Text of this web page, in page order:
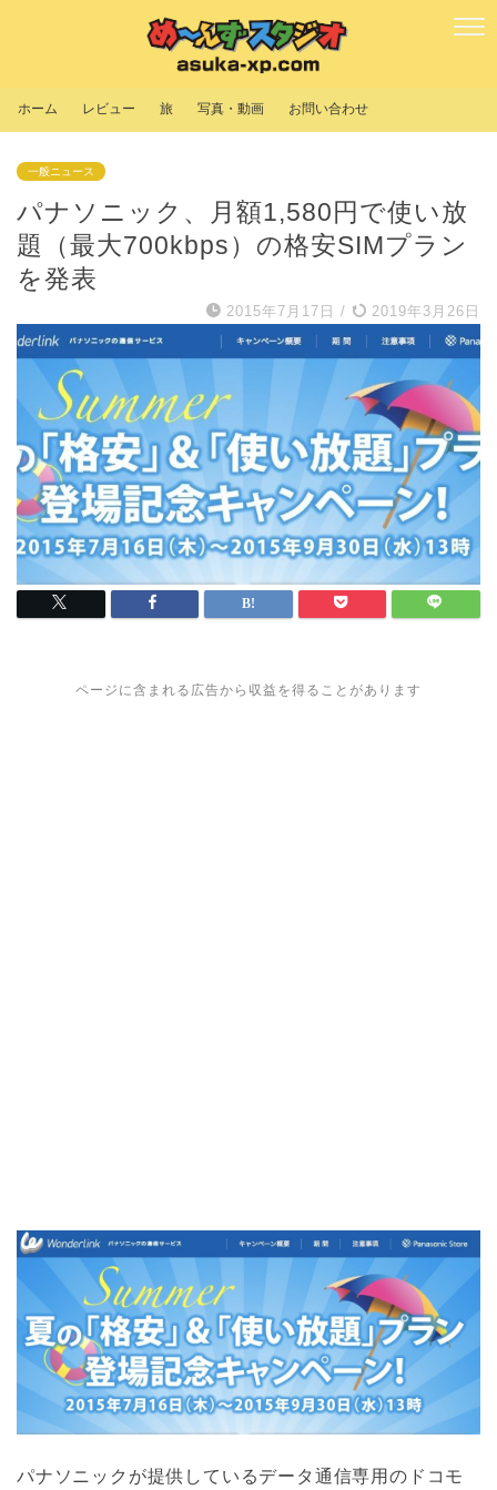
ホーム レビュー 旅 写真・動画 お問い合わせ
一般ニュース
パナソニック、月額1,580円で使い放
題（最大700kbps）の格安SIMプラン
を発表
2015年7月17日 / 2019年3月26日
ページに含まれる広告から収益を得ることがあります
パナソニックが提供しているデータ通信専用のドコモ